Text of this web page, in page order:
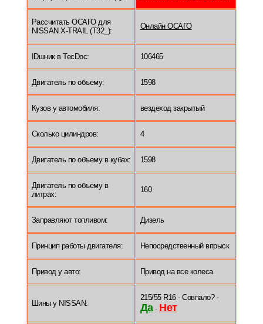
Рассчитать ОСАГО для
NISSAN X-TRAIL (T32_):
Онлайн ОСАГО
IDшник в TecDoc: 106465
Двигатель по объему: 1598
Кузов у автомобиля: вездеход закрытый
Сколько цилиндров: 4
Двигатель по объему в кубах: 1598
Двигатель по объему в
литрах:
160
Заправляют топливом: Дизель
Принцип работы двигателя: Непосредственный впрыск
Привод у авто: Привод на все колеса
Шины у NISSAN:
215/55 R16 - Совпало? -
Да- Нет